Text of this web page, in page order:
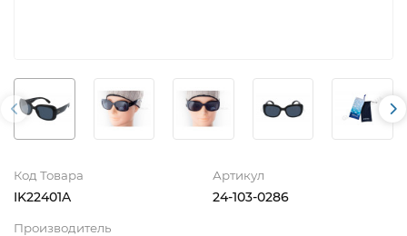
Код Товара
IK22401A
Артикул
24-103-0286
Производитель